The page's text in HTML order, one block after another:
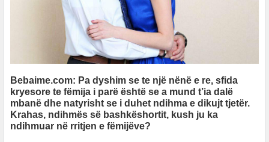
Bebaime.com: Pa dyshim se te një nënë e re, sfida
kryesore te fëmija i parë është se a mund t’ia dalë
mbanë dhe natyrisht se i duhet ndihma e dikujt tjetër.
Krahas, ndihmës së bashkëshortit, kush ju ka
ndihmuar në rritjen e fëmijëve?